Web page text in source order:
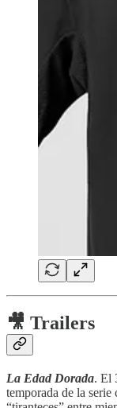
🎥 Trailers
La Edad Dorada. El
temporada de la serie